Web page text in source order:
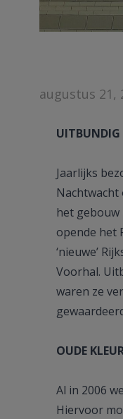
augustus 21,
UITBUNDIG
Jaarlijks
het gebouw
opende het
‘nieuwe’
Voorhal.
waren ze
OUDE
Al in 2006
Hiervoor